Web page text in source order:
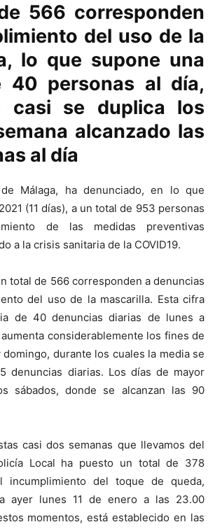
566 corresponden
del uso de la
lo que supone una
40 personas al día,
casi se duplica los
alcanzado las
al día
Málaga, ha denunciado, en lo que
(11 días), a un total de 953 personas
de las medidas preventivas
a la crisis sanitaria de la COVID19.
total de 566 corresponden a denuncias
del uso de la mascarilla. Esta cifra
de 40 denuncias diarias de lunes a
considerablemente los fines de
domingo, durante los cuales la media se
denuncias diarias. Los días de mayor
sábados, donde se alcanzan las 90
casi dos semanas que llevamos del
Local ha puesto un total de 378
incumplimiento del toque de queda,
ayer lunes 11 de enero a las 23.00
momentos, está establecido en las